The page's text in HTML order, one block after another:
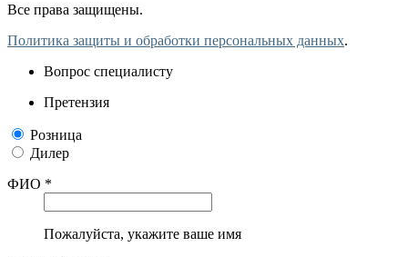
Все права защищены.
Политика защиты и обработки персональных данных.
Вопрос специалисту
Претензия
Розница
Дилер
ФИО *
Пожалуйста, укажите ваше имя